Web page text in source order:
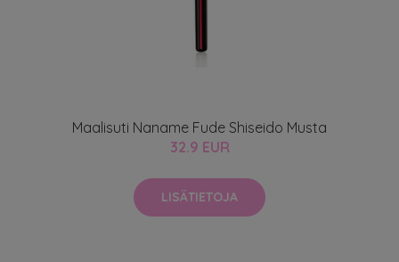
Maalisuti Naname Fude Shiseido Musta
32.9 EUR
LISÄTIETOJA